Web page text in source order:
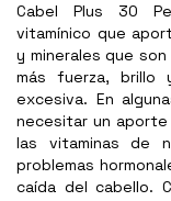
Cabel Plus 30
vitamínico que
y minerales que
más fuerza,
excesiva. En
necesitar un
las vitaminas de
problemas
caída del cabello.